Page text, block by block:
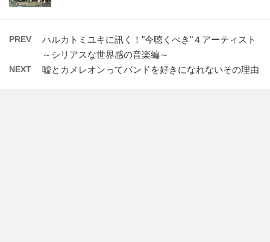
PREV
ハルカトミユキに訊く！"今聴くべき"４アーティスト
～シリアスな世界感の音楽編～
NEXT 嘘とカメレオンってバンドを好きになれないその理由